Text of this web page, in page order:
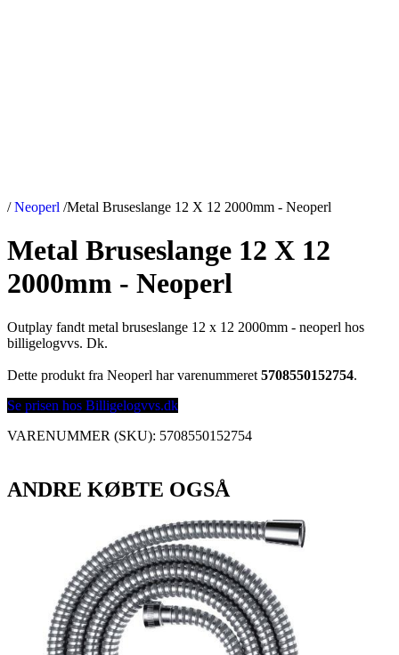
/ Neoperl /Metal Bruseslange 12 X 12 2000mm - Neoperl
Metal Bruseslange 12 X 12
2000mm - Neoperl
Outplay fandt metal bruseslange 12 x 12 2000mm - neoperl hos
billigelogvvs. Dk.
Dette produkt fra Neoperl har varenummeret 5708550152754.
Se prisen hos Billigelogvvs.dk
VARENUMMER (SKU): 5708550152754
ANDRE KØBTE OGSÅ